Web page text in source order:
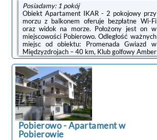
Posiadamy: 1 pokój
Obiekt Apartament IKAR - 2 pokojowy przy
morzu z balkonem oferuje bezpłatne Wi-Fi
oraz widok na morze. Położony jest on w
miejscowości Pobierowo. Odległość ważnych
miejsc od obiektu: Promenada Gwiazd w
Międzyzdrojach – 40 km, Klub golfowy Amber
Baltic – 28 km. Obiekt zapewnia bar oraz
bezpłatny prywatny parking. W okolicy w
odległości 200 m znajduje się Plaża
Pobierowo.W apartamencie do dyspozycji
gości przygotowano balkon, sypialnię (1),
salon oraz aneks kuchenny z doskonałym
wyposażeniem, w tym lodówką i zmywarką.
W apartamencie zapewniono ręczniki i
pościel.Doba hotelowa ...
Pobierowo-Apartament w
Pobierowie